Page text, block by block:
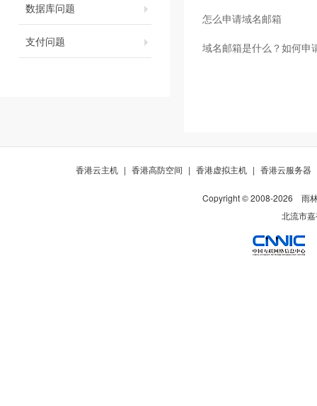
数据库问题
支付问题
怎么申请域名邮箱
域名邮箱是什么？如何申
香港云主机 | 香港高防空间 | 香港虚拟主机 | 香港云服务器
Copyright © 2008-2026
雨
北流市